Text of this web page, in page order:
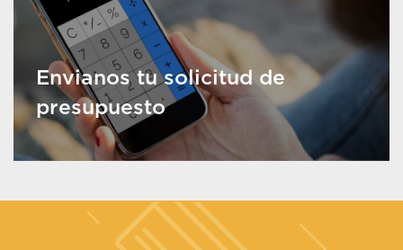
Envianos tu solicitud de
presupuesto